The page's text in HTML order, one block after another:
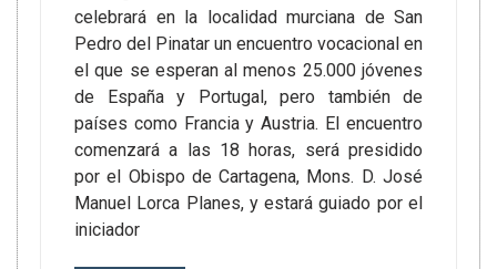
celebrará en la localidad murciana de San
Pedro del Pinatar un encuentro vocacional en
el que se esperan al menos 25.000 jóvenes
de España y Portugal, pero también de
países como Francia y Austria. El encuentro
comenzará a las 18 horas, será presidido
por el Obispo de Cartagena, Mons. D. José
Manuel Lorca Planes, y estará guiado por el
iniciador